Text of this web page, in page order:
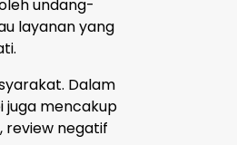
undang-
layanan yang
Dalam
juga mencakup
review negatif